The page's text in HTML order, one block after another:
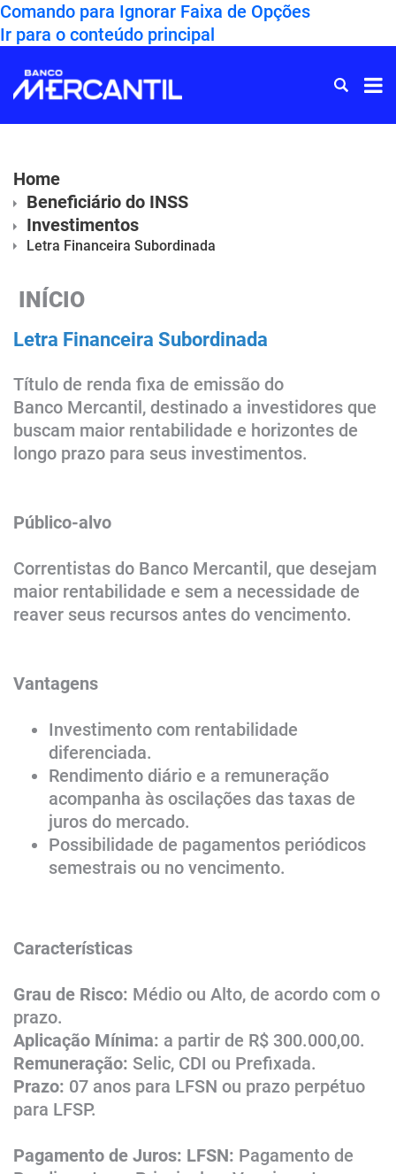
Comando para Ignorar Faixa de Opções
Ir para o conteúdo principal
para
Home
Home
Beneficiário do INSS
Investimentos
Letra Financeira Subordinada
INÍCIO
Letra Financeira Subordinada
​Título de renda fixa de emissão do
Banco Mercantil, destinado a investidores que
buscam maior rentabilidade e horizontes de
longo prazo para seus investimentos.
Público-alvo
Correntistas do Banco Mercantil, que desejam
maior rentabilidade e sem a necessidade de
reaver seus recursos antes do vencimento.
Vantagens
Investimento com rentabilidade
diferenciada.
Rendimento diário e a remuneração
acompanha às oscilações das taxas de
juros do mercado.
Possibilidade de pagamentos periódicos
semestrais ou no vencimento.​
Características
Grau de Risco: Médio ou Alto, de acordo com o
prazo.
Aplicação Mínima: a partir de R$ 300.000,00.
Remuneração: Selic​, CDI ou Prefixada.
Prazo: 07 anos para LFSN ou prazo perpétuo
para LFSP.
Pagamento de Juros: LFSN: Pagamento de